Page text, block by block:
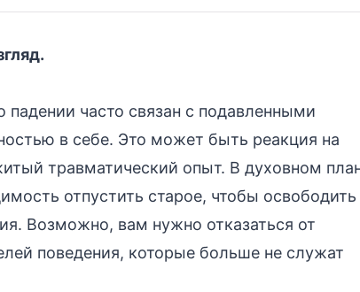
падении часто связан с подавленными
в себе. Это может быть реакция на
травматический опыт. В духовном
отпустить старое, чтобы освободить
Возможно, вам нужно отказаться от
поведения, которые больше не служат